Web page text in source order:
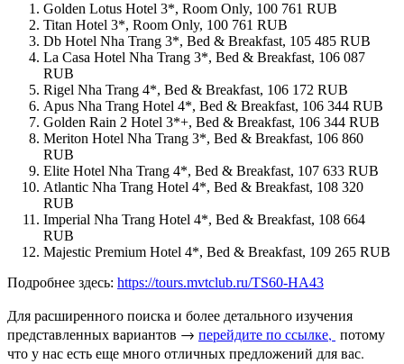
Golden Lotus Hotel 3*, Room Only, 100 761 RUB
Titan Hotel 3*, Room Only, 100 761 RUB
Db Hotel Nha Trang 3*, Bed & Breakfast, 105 485 RUB
La Casa Hotel Nha Trang 3*, Bed & Breakfast, 106 087
RUB
Rigel Nha Trang 4*, Bed & Breakfast, 106 172 RUB
Apus Nha Trang Hotel 4*, Bed & Breakfast, 106 344 RUB
Golden Rain 2 Hotel 3*+, Bed & Breakfast, 106 344 RUB
Meriton Hotel Nha Trang 3*, Bed & Breakfast, 106 860
RUB
Elite Hotel Nha Trang 4*, Bed & Breakfast, 107 633 RUB
Atlantic Nha Trang Hotel 4*, Bed & Breakfast, 108 320
RUB
Imperial Nha Trang Hotel 4*, Bed & Breakfast, 108 664
RUB
Majestic Premium Hotel 4*, Bed & Breakfast, 109 265 RUB
Подробнее здесь: https://tours.mvtclub.ru/TS60-HA43
Для расширенного поиска и более детального изучения
представленных вариантов → перейдите по ссылке, потому
что у нас есть еще много отличных предложений для вас.